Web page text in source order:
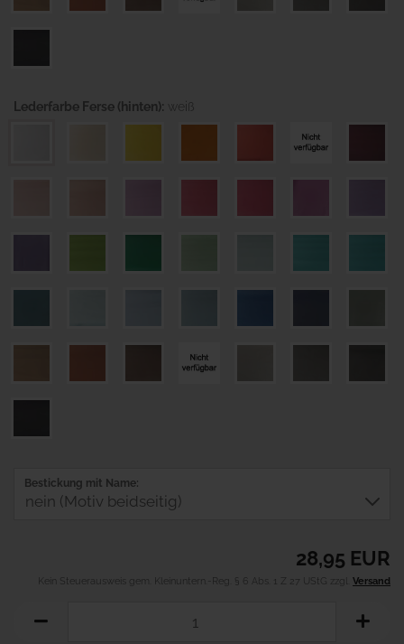
Lederfarbe Ferse (hinten): weiß
Bestickung mit Name:
28,95 EUR
Kein Steuerausweis gem. Kleinuntern.-Reg. § 6 Abs. 1 Z 27 UStG zzgl. Versand